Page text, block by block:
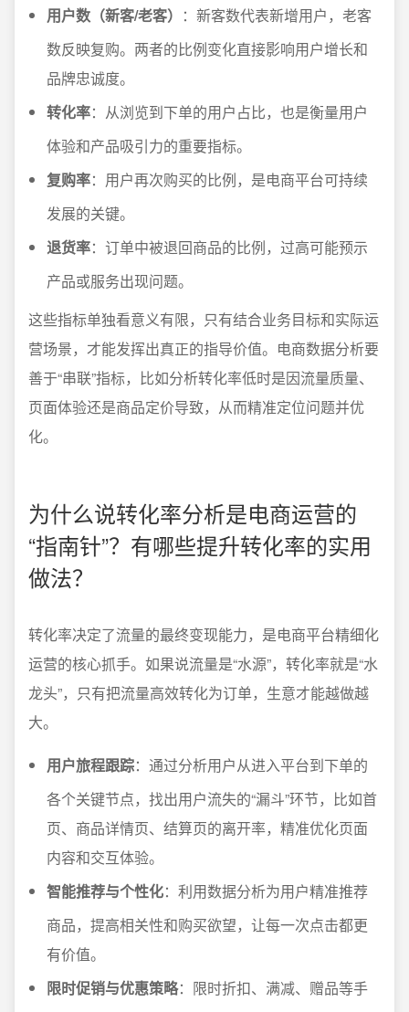
用户数（新客/老客） ：新客数代表新增用户，老客
数反映复购。两者的比例变化直接影响用户增长和
品牌忠诚度。
转化率：从浏览到下单的用户占比，也是衡量用户
体验和产品吸引力的重要指标。
复购率：用户再次购买的比例，是电商平台可持续
发展的关键。
退货率：订单中被退回商品的比例，过高可能预示
产品或服务出现问题。
这些指标单独看意义有限，只有结合业务目标和实际运
营场景，才能发挥出真正的指导价值。电商数据分析要
善于“串联”指标，比如分析转化率低时是因流量质量、
页面体验还是商品定价导致，从而精准定位问题并优
化。
为什么说转化率分析是电商运营的
“指南针”？有哪些提升转化率的实用
做法？
转化率决定了流量的最终变现能力，是电商平台精细化
运营的核心抓手。如果说流量是“水源”，转化率就是“水
龙头”，只有把流量高效转化为订单，生意才能越做越
大。
用户旅程跟踪：通过分析用户从进入平台到下单的
各个关键节点，找出用户流失的“漏斗”环节，比如首
页、商品详情页、结算页的离开率，精准优化页面
内容和交互体验。
智能推荐与个性化：利用数据分析为用户精准推荐
商品，提高相关性和购买欲望，让每一次点击都更
有价值。
限时促销与优惠策略：限时折扣、满减、赠品等手